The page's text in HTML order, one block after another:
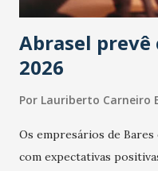
Abrasel
2026
Por Lauriberto Carneiro
Os empresários de
com expectativas